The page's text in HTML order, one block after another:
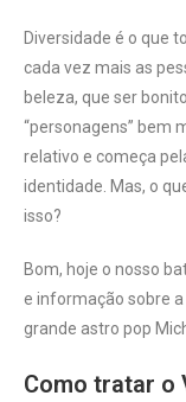
Diversidade é o que
cada vez mais as
beleza, que ser
“personagens” bem
relativo e começa
identidade. Mas, o
isso?
Bom, hoje o nosso
e informação sobre
grande astro pop
Como tratar o